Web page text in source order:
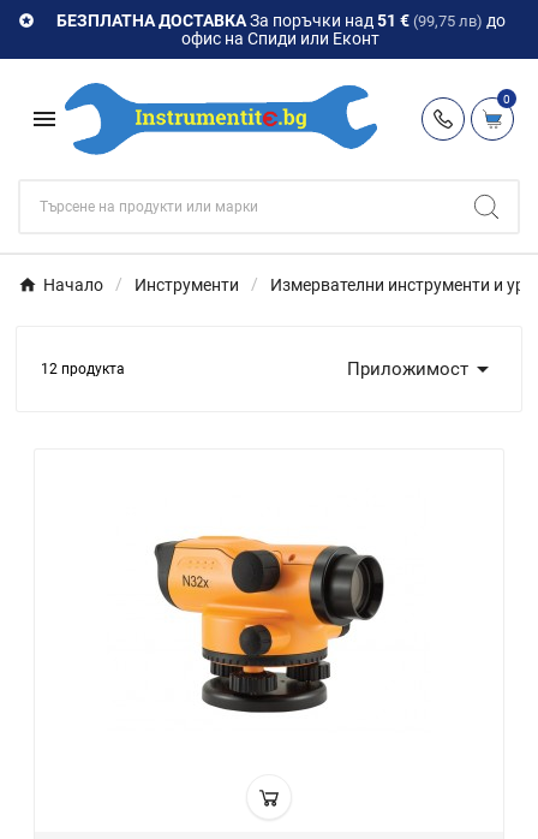
 БЕЗПЛАТНА ДОСТАВКАЗа поръчки над 51 € (99,75 лв) до
офис на Спиди или Еконт

0
Начало Инструменти Измервателни инструменти и
12 продукта Приложимост 